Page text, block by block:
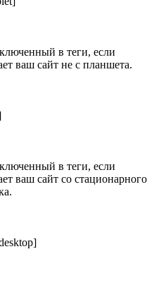
в теги, если
ваш сайт не с планшета.
в теги, если
ваш сайт со стационарного